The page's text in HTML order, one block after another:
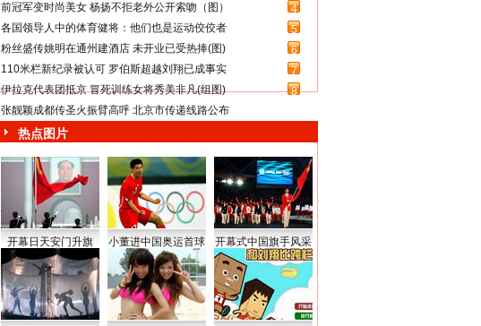
前冠军变时尚美女 杨扬不拒老外公开索吻（图）
4
各国领导人中的体育健将：他们也是运动佼佼者
5
粉丝盛传姚明在通州建酒店 未开业已受热捧(图)
6
110米栏新纪录被认可 罗伯斯超越刘翔已成事实
7
伊拉克代表团抵京 冒死训练女将秀美非凡(组图)
8
张靓颖成都传圣火振臂高呼 北京市传递线路公布
热点图片
开幕日天安门升旗 小董进中国奥运首球 开幕式中国旗手风采